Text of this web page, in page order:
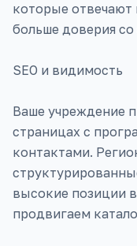
которые отвечают
больше доверия
SEO и видимость
Ваше учреждение
страницах с
контактами.
высокие позиции
продвигаем